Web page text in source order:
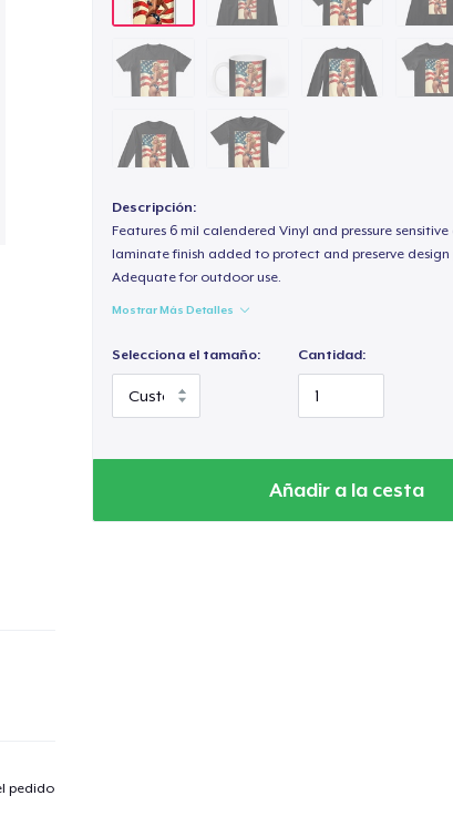
Descripción:
Features 6 mil calendered Vinyl and pressure sensitive
laminate finish added to protect and preserve design
Adequate for outdoor use.
Mostrar Más Detalles
Selecciona el tamaño: Cantidad:
Añadir a la cesta
pedido